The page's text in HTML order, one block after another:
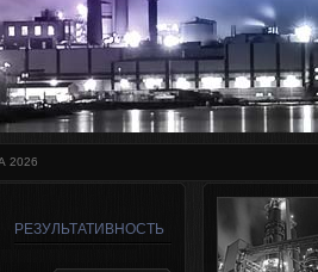
2026
РЕЗУЛЬТАТИВНОСТЬ